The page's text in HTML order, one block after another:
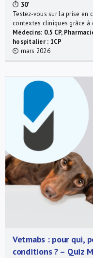
⏱ 30'
Testez-vous sur la prise en
contextes cliniques grâce à
Médecins: 0.5 CP,
hospitalier : 1CP
⏲ mars 2026
Vetmabs : pour qui,
conditions ? – Quiz